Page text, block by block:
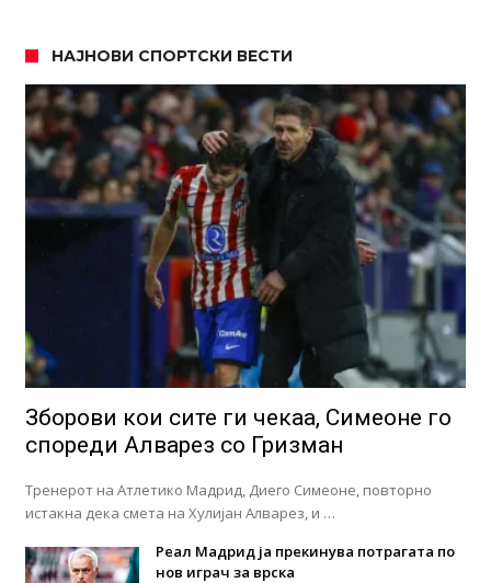
НАЈНОВИ СПОРТСКИ ВЕСТИ
Зборови кои сите ги чекаа, Симеоне го
спореди Алварез со Гризман
Тренерот на Атлетико Мадрид, Диего Симеоне, повторно
истакна дека смета на Хулијан Алварез, и …
Реал Мадрид ја прекинува потрагата по
нов играч за врска